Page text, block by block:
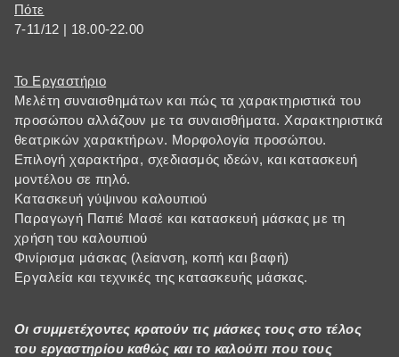
Πότε
7-11/12 | 18.00-22.00
Το Εργαστήριο
Μελέτη συναισθημάτων και πώς τα χαρακτηριστικά του
προσώπου αλλάζουν με τα συναισθήματα. Χαρακτηριστικά
θεατρικών χαρακτήρων. Μορφολογία προσώπου.
Επιλογή χαρακτήρα, σχεδιασμός ιδεών, και κατασκευή
μοντέλου σε πηλό.
Κατασκευή γύψινου καλουπιού
Παραγωγή Παπιέ Μασέ και κατασκευή μάσκας με τη
χρήση του καλουπιού
Φινίρισμα μάσκας (λείανση, κοπή και βαφή)
Εργαλεία και τεχνικές της κατασκευής μάσκας.
Οι συμμετέχοντες κρατούν τις μάσκες τους στο τέλος
του εργαστηρίου καθώς και το καλούπι που τους